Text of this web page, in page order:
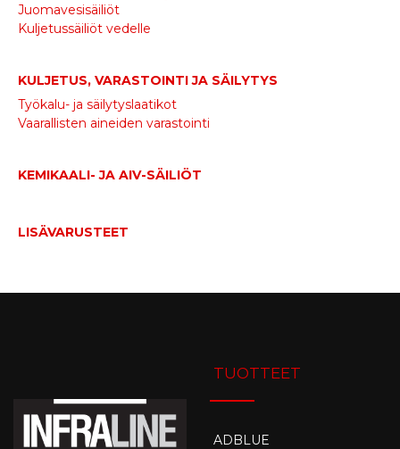
Juomavesisäiliöt
Kuljetussäiliöt vedelle
KULJETUS, VARASTOINTI JA SÄILYTYS
Työkalu- ja säilytyslaatikot
Vaarallisten aineiden varastointi
KEMIKAALI- JA AIV-SÄILIÖT
LISÄVARUSTEET
TUOTTEET
ADBLUE